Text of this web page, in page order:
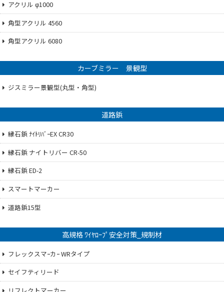
アクリル φ1000
角型アクリル 4560
角型アクリル 6080
カーブミラー 景観型
ジスミラー景観型(丸型・角型)
道路鋲
縁石鋲 ﾅｲﾄﾘﾊﾞｰEX CR30
縁石鋲 ナイトリバー CR-50
縁石鋲 ED-2
スマートマーカー
道路鋲15型
高規格 ﾜｲﾔﾛｰﾌﾟ安全対策_規制材
フレックスマｰカｰ WRタイプ
セイフティリード